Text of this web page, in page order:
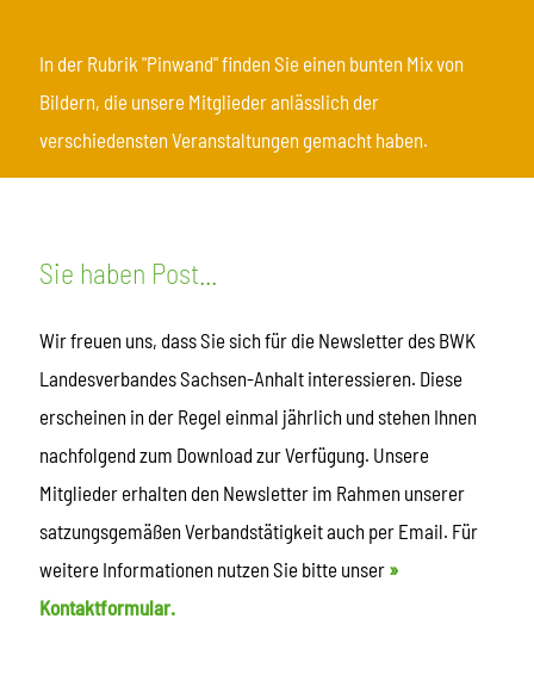
In der Rubrik "Pinwand" finden Sie einen bunten Mix von
Bildern, die unsere Mitglieder anlässlich der
verschiedensten Veranstaltungen gemacht haben.
Sie haben Post...
Wir freuen uns, dass Sie sich für die Newsletter des BWK
Landesverbandes Sachsen-Anhalt interessieren. Diese
erscheinen in der Regel einmal jährlich und stehen Ihnen
nachfolgend zum Download zur Verfügung. Unsere
Mitglieder erhalten den Newsletter im Rahmen unserer
satzungsgemäßen Verbandstätigkeit auch per Email. Für
weitere Informationen nutzen Sie bitte unser »
Kontaktformular.